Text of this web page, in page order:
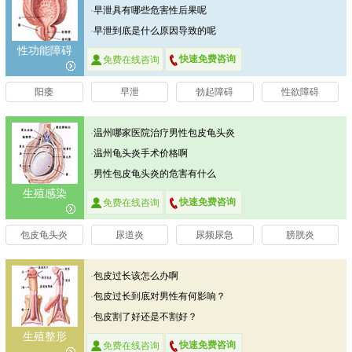
性功能障碍
·早泄具有哪些危害性后果呢
·早泄到底是什么原因导致的呢
免费在线咨询 快速免费咨询
阳痿 早泄 勃起障碍 性欲障碍
生殖感染
·温州哪家医院治疗男性包皮龟头炎
比较好
·温州龟头炎手术价格啊
·男性包皮龟头炎的危害有什么
免费在线咨询 快速免费咨询
包皮龟头炎 尿道炎 尿频尿急 膀胱炎
生殖整形
·包皮过长该怎么办啊
·包皮过长到底对男性有何影响？
·包皮割了好还是不割好？
免费在线咨询 快速免费咨询